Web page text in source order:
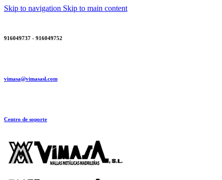
Skip to navigation Skip to main content
916049737 - 916049752
vimasa@vimasasl.com
Centro de soporte